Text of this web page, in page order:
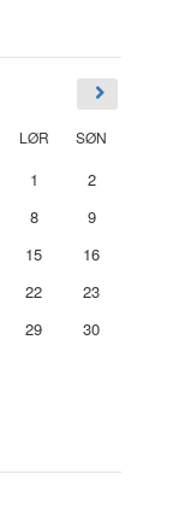
LØR SØN
1
2
8
9
15
16
22
23
29
30